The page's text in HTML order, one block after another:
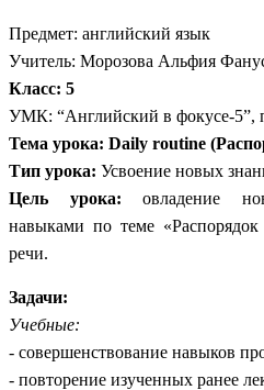
Предмет: английский язык
Учитель: Морозова Альфия
Класс: 5
УМК: “Английский в фокусе-5”,
Тема урока: Daily routine
Тип урока: Усвоение новых
Цель урока:овладение
навыками по теме
речи.
Задачи:
Учебные:
- совершенствование навыков
- повторение изученных ранее